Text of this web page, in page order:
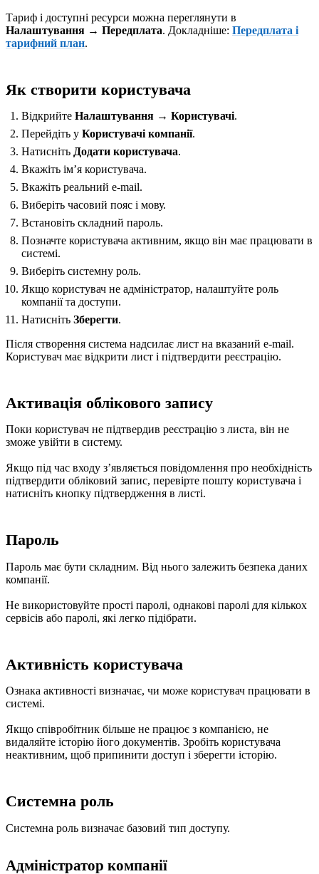
Тариф і доступні ресурси можна переглянути в
Налаштування → Передплата. Докладніше: Передплата і
тарифний план.
Як створити користувача
Відкрийте Налаштування → Користувачі.
Перейдіть у Користувачі компанії.
Натисніть Додати користувача.
Вкажіть імʼя користувача.
Вкажіть реальний e-mail.
Виберіть часовий пояс і мову.
Встановіть складний пароль.
Позначте користувача активним, якщо він має працювати в
системі.
Виберіть системну роль.
Якщо користувач не адміністратор, налаштуйте роль
компанії та доступи.
Натисніть Зберегти.
Після створення система надсилає лист на вказаний e-mail.
Користувач має відкрити лист і підтвердити реєстрацію.
Активація облікового запису
Поки користувач не підтвердив реєстрацію з листа, він не
зможе увійти в систему.
Якщо під час входу зʼявляється повідомлення про необхідність
підтвердити обліковий запис, перевірте пошту користувача і
натисніть кнопку підтвердження в листі.
Пароль
Пароль має бути складним. Від нього залежить безпека даних
компанії.
Не використовуйте прості паролі, однакові паролі для кількох
сервісів або паролі, які легко підібрати.
Активність користувача
Ознака активності визначає, чи може користувач працювати в
системі.
Якщо співробітник більше не працює з компанією, не
видаляйте історію його документів. Зробіть користувача
неактивним, щоб припинити доступ і зберегти історію.
Системна роль
Системна роль визначає базовий тип доступу.
Адміністратор компанії